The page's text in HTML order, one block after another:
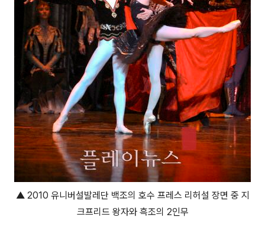
▲ 2010 유니버설발레단 백조의 호수 프레스 리허설 장면 중 지
크프리드 왕자와 흑조의 2인무